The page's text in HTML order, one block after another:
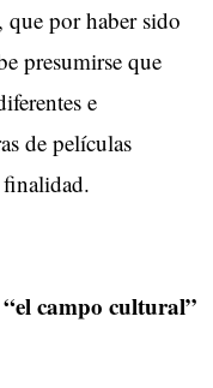
que por haber sido
presumirse que
e
de películas
finalidad.
campo cultural”